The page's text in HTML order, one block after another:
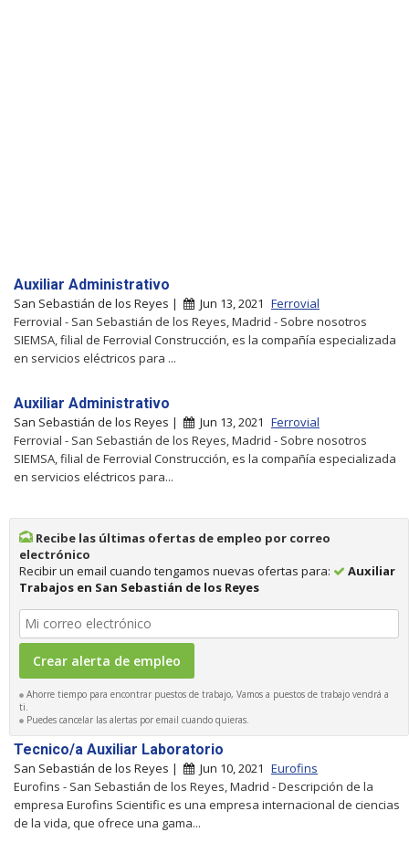
Auxiliar Administrativo
San Sebastián de los Reyes | Jun 13, 2021 Ferrovial
Ferrovial - San Sebastián de los Reyes, Madrid - Sobre nosotros
SIEMSA, filial de Ferrovial Construcción, es la compañía especializada
en servicios eléctricos para ...
Auxiliar Administrativo
San Sebastián de los Reyes | Jun 13, 2021 Ferrovial
Ferrovial - San Sebastián de los Reyes, Madrid - Sobre nosotros
SIEMSA, filial de Ferrovial Construcción, es la compañía especializada
en servicios eléctricos para...
Recibe las últimas ofertas de empleo por correo
electrónico
Recibir un email cuando tengamos nuevas ofertas para:
Auxiliar
Trabajos en San Sebastián de los Reyes
Ahorre tiempo para encontrar puestos de trabajo, Vamos a puestos de trabajo vendrá a
ti.
Puedes cancelar las alertas por email cuando quieras.
Tecnico/a Auxiliar Laboratorio
San Sebastián de los Reyes | Jun 10, 2021 Eurofins
Eurofins - San Sebastián de los Reyes, Madrid - Descripción de la
empresa Eurofins Scientific es una empresa internacional de ciencias
de la vida, que ofrece una gama...